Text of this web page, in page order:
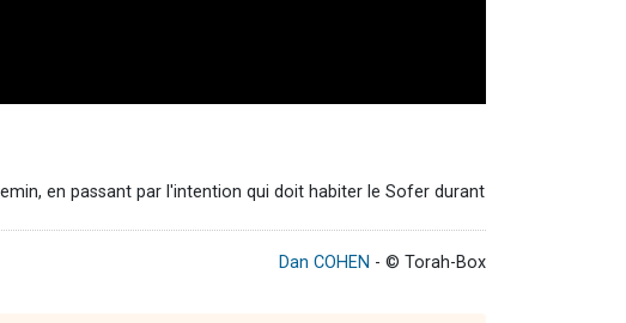
en passant par l'intention qui doit habiter le Sofer durant
Dan COHEN - © Torah-Box